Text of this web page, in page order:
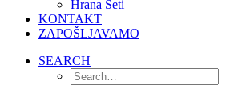
Hrana Seti
KONTAKT
ZAPOŠLJAVAMO
SEARCH